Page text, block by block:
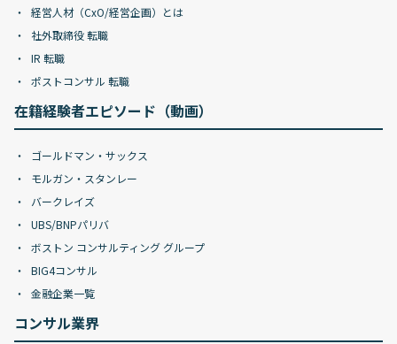
経営人材（CxO/経営企画）とは
社外取締役 転職
IR 転職
ポストコンサル 転職
在籍経験者エピソード（動画）
ゴールドマン・サックス
モルガン・スタンレー
バークレイズ
UBS/BNPパリバ
ボストン コンサルティング グループ
BIG4コンサル
金融企業一覧
コンサル業界